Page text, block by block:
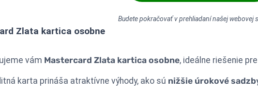
Budete pokračovať v prehliadaní našej webovej
Zlata kartica osobne
vám Mastercard Zlata kartica osobne, ideálne riešenie
karta prináša atraktívne výhody, ako sú nižšie úrokové